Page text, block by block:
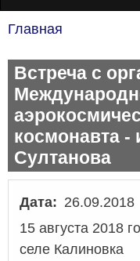
навигации
Главная
Встреча с
космонавта
Султанова
Дата
26.09.2018
15 августа 2018
селе Калиновка